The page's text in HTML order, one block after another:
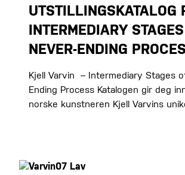
UTSTILLINGSKATALOG
INTERMEDIARY
NEVER-ENDING
Kjell Varvin – Intermediary Stages
Ending Process Katalogen gir deg
norske kunstneren Kjell Varvins